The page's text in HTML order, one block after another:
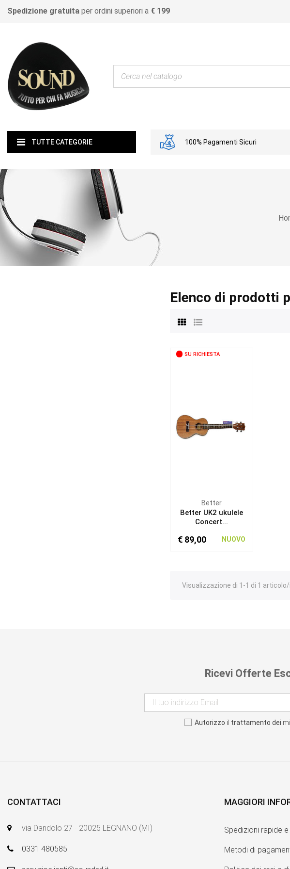
Spedizione gratuita per ordini superiori a € 199
TUTTE CATEGORIE 100% Pagamenti Sicuri
Elenco di prodotti
SU RICHIESTA
Better
Better UK2 ukulele
Concert...
€ 89,00 NUOVO
Visualizzazione di 1-1 di 1 articolo/i
Ricevi Offerte
Autorizzo il trattamento dei
CONTATTACI
via Dandolo 27 - 20025 LEGNANO (MI)
0331 480585
MAGGIORI
Spedizioni rapide
Metodi di